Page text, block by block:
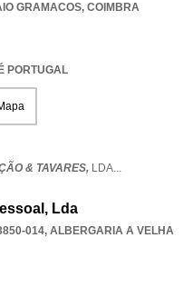
GRAMACOS, COIMBRA
PORTUGAL
& TAVARES, LDA...
Lda
014, ALBERGARIA A VELHA